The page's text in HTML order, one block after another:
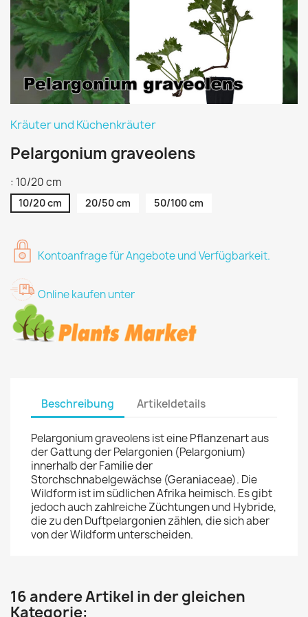
Kräuter und Küchenkräuter
Pelargonium graveolens
: 10/20 cm
10/20 cm 20/50 cm 50/100 cm
Kontoanfrage für Angebote und Verfügbarkeit.
Online kaufen unter
Beschreibung Artikeldetails
Pelargonium graveolens ist eine Pflanzenart aus
der Gattung der Pelargonien (Pelargonium)
innerhalb der Familie der
Storchschnabelgewächse (Geraniaceae). Die
Wildform ist im südlichen Afrika heimisch. Es gibt
jedoch auch zahlreiche Züchtungen und Hybride,
die zu den Duftpelargonien zählen, die sich aber
von der Wildform unterscheiden.
16 andere Artikel in der gleichen
Kategorie: